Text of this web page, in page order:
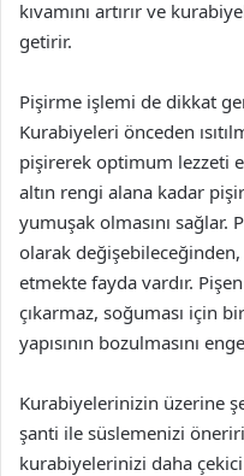
kıvamını artırır ve
getirir.
Pişirme işlemi de dikkat
Kurabiyeleri önceden
pişirerek optimum lezzeti
altın rengi alana kadar
yumuşak olmasını sağlar.
olarak
etmekte fayda vardır.
çıkarmaz, soğuması için
yapısının bozulmasını
Kurabiyelerinizin üzerine
şanti ile süslemenizi
kurabiyelerinizi daha